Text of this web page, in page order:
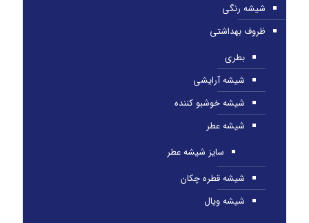
شیشه رنگی
ظروف بهداشتی
بطری
شیشه آرایشی
شیشه خوشبو کننده
شیشه عطر
سایز شیشه عطر
شیشه قطره چکان
شیشه ویال